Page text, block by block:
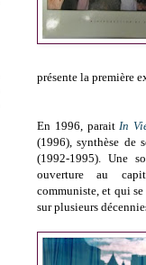
présente la première
En 1996, paraitIn
(1996), synthèse de
(1992-1995). Une
ouverture au
communiste, et qui se
sur plusieurs